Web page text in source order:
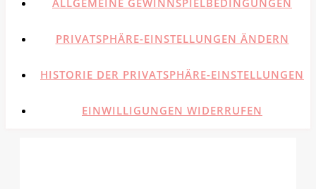
ALLGEMEINE GEWINNSPIELBEDINGUNGEN
PRIVATSPHÄRE-EINSTELLUNGEN ÄNDERN
HISTORIE DER PRIVATSPHÄRE-EINSTELLUNGEN
EINWILLIGUNGEN WIDERRUFEN